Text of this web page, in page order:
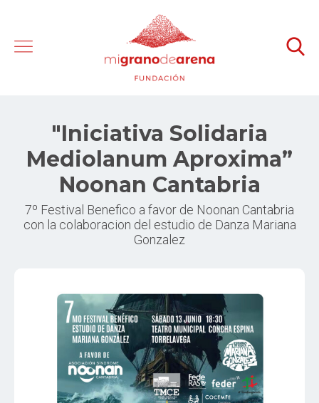
"Iniciativa Solidaria
Mediolanum Aproxima”
Noonan Cantabria
7º Festival Benefico a favor de Noonan Cantabria
con la colaboracion del estudio de Danza Mariana
Gonzalez